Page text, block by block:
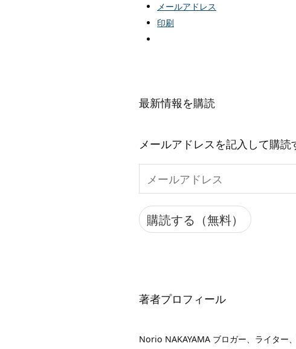
メールアドレス
印刷
最新情報を購読
メールアドレスを記入して購読
ー
ル
ア購読する（無料）
著者プロフィール
Norio NAKAYAMA ブロガー、ライター